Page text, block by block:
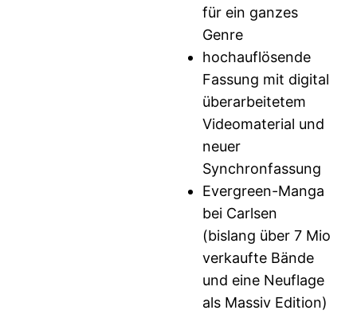
für ein ganzes
Genre
hochauflösende
Fassung mit digital
überarbeitetem
Videomaterial und
neuer
Synchronfassung
Evergreen-Manga
bei Carlsen
(bislang über 7 Mio
verkaufte Bände
und eine Neuflage
als Massiv Edition)